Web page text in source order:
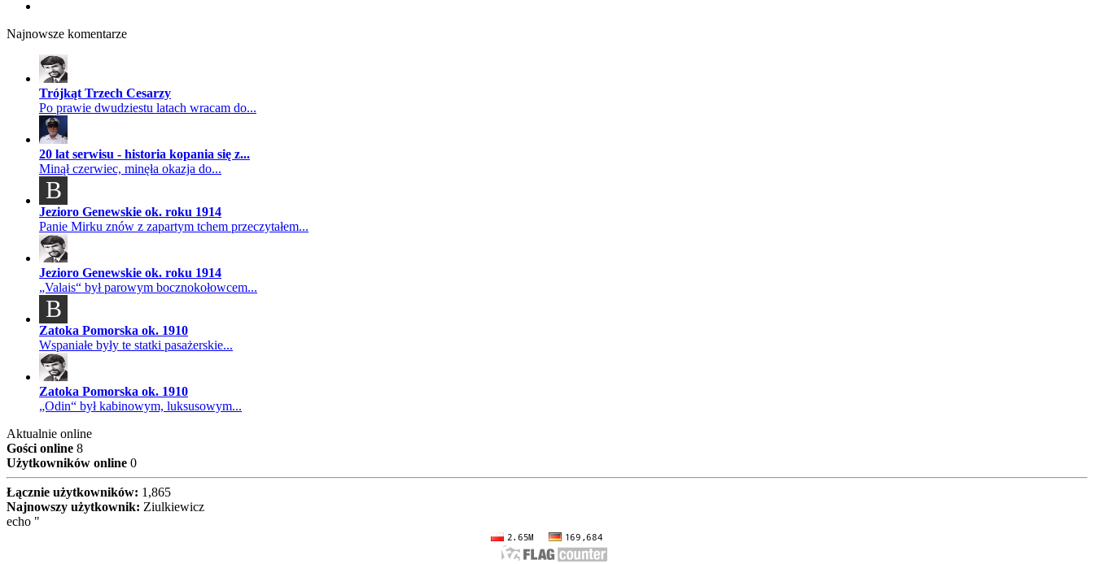
Najnowsze komentarze
Trójkąt Trzech Cesarzy
Po prawie dwudziestu latach wracam do...
20 lat serwisu - historia kopania się z...
Minął czerwiec, minęła okazja do...
B
Jezioro Genewskie ok. roku 1914
Panie Mirku znów z zapartym tchem przeczytałem...
Jezioro Genewskie ok. roku 1914
„Valais“ był parowym bocznokołowcem...
B
Zatoka Pomorska ok. 1910
Wspaniałe były te statki pasażerskie...
Zatoka Pomorska ok. 1910
„Odin“ był kabinowym, luksusowym...
Aktualnie online
Gości online 8
Użytkowników online 0
Łącznie użytkowników: 1,865
Najnowszy użytkownik: Ziulkiewicz
echo "